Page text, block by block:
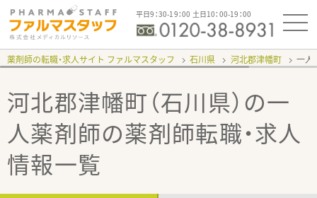
平日9：30-19：00 土日10：00-19：00
薬剤師の転職・求人サイト ファルマスタッフ 石川県 河北郡津幡町 一人
河北郡津幡町（石川県）の一
人薬剤師の薬剤師転職・求人
情報一覧